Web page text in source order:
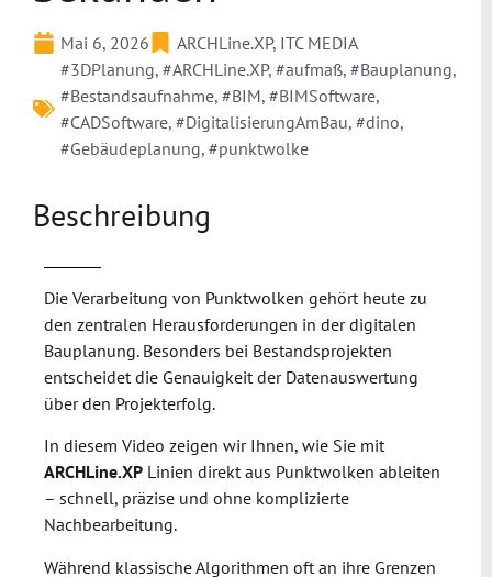
Mai 6, 2026 ARCHLine.XP, ITC MEDIA
#3DPlanung, #ARCHLine.XP, #aufmaß, #Bauplanung,
#Bestandsaufnahme, #BIM, #BIMSoftware,
#CADSoftware, #DigitalisierungAmBau, #dino,
#Gebäudeplanung, #punktwolke
Beschreibung
Die Verarbeitung von Punktwolken gehört heute zu
den zentralen Herausforderungen in der digitalen
Bauplanung. Besonders bei Bestandsprojekten
entscheidet die Genauigkeit der Datenauswertung
über den Projekterfolg.
In diesem Video zeigen wir Ihnen, wie Sie mit
ARCHLine.XP Linien direkt aus Punktwolken ableiten
– schnell, präzise und ohne komplizierte
Nachbearbeitung.
Während klassische Algorithmen oft an ihre Grenzen